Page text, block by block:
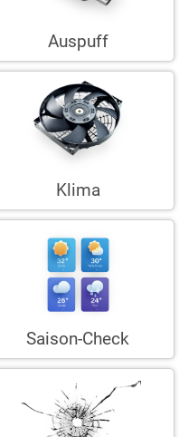
Auspuff
Klima
Saison-Check